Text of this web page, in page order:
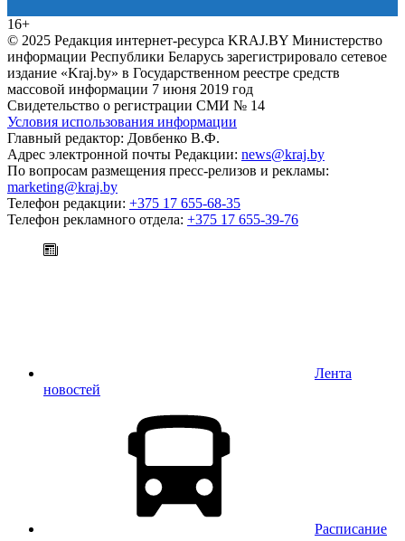
16+
© 2025 Редакция интернет-ресурса KRAJ.BY Министерство
информации Республики Беларусь зарегистрировало сетевое
издание «Kraj.by» в Государственном реестре средств
массовой информации 7 июня 2019 год
Свидетельство о регистрации СМИ № 14
Условия использования информации
Главный редактор: Довбенко В.Ф.
Адрес электронной почты Редакции: news@kraj.by
По вопросам размещения пресс-релизов и рекламы:
marketing@kraj.by
Телефон редакции: +375 17 655-68-35
Телефон рекламного отдела: +375 17 655-39-76
Лента
новостей
Расписание